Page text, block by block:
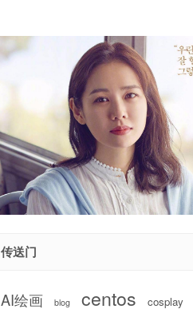
传送门
AI绘画 blog centos cosplay